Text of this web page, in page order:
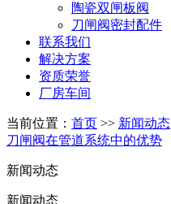
陶瓷双闸板阀
刀闸阀密封配件
联系我们
解决方案
资质荣誉
厂房车间
当前位置： 首页 >> 新闻动态
刀闸阀在管道系统中的优势
新闻动态
新闻动态